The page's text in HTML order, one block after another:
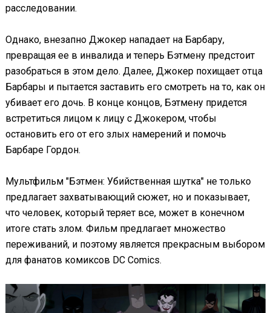
расследовании.
Однако, внезапно Джокер нападает на Барбару,
превращая ее в инвалида и теперь Бэтмену предстоит
разобраться в этом дело. Далее, Джокер похищает отца
Барбары и пытается заставить его смотреть на то, как он
убивает его дочь. В конце концов, Бэтмену придется
встретиться лицом к лицу с Джокером, чтобы
остановить его от его злых намерений и помочь
Барбаре Гордон.
Мультфильм "Бэтмен: Убийственная шутка" не только
предлагает захватывающий сюжет, но и показывает,
что человек, который теряет все, может в конечном
итоге стать злом. Фильм предлагает множество
переживаний, и поэтому является прекрасным выбором
для фанатов комиксов DC Comics.